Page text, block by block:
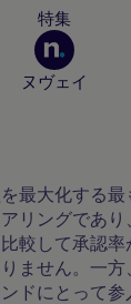
特集
ヌヴェイ
最大化する最
リングであ
較して承認率
ません。一
ドにとって